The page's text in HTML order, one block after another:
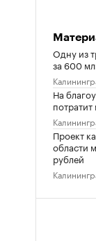
Одну из
за 600
На
Проект
области
рублей